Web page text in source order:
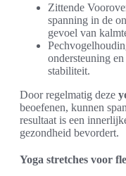
Zittende
spanning in de
gevoel van
ondersteuning
stabiliteit.
Door regelmatig deze
beoefenen, kunnen
resultaat is een
gezondheid bevordert.
Yoga stretches voor